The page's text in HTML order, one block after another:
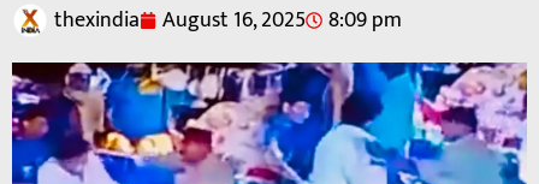
thexindia August 16, 2025 8:09 pm